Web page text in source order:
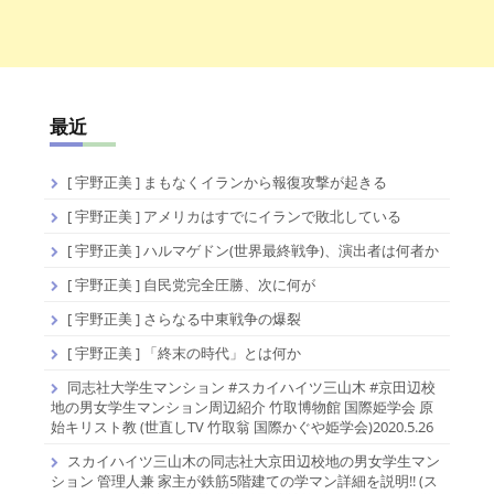
最近
[ 宇野正美 ] まもなくイランから報復攻撃が起きる
[ 宇野正美 ] アメリカはすでにイランで敗北している
[ 宇野正美 ] ハルマゲドン(世界最終戦争)、演出者は何者か
[ 宇野正美 ] 自民党完全圧勝、次に何が
[ 宇野正美 ] さらなる中東戦争の爆裂
[ 宇野正美 ] 「終末の時代」とは何か
同志社大学生マンション #スカイハイツ三山木 #京田辺校
地の男女学生マンション周辺紹介 竹取博物館 国際姫学会 原
始キリスト教 (世直しTV 竹取翁 国際かぐや姫学会)2020.5.26
スカイハイツ三山木の同志社大京田辺校地の男女学生マン
ション 管理人兼 家主が鉄筋5階建ての学マン詳細を説明!! (ス